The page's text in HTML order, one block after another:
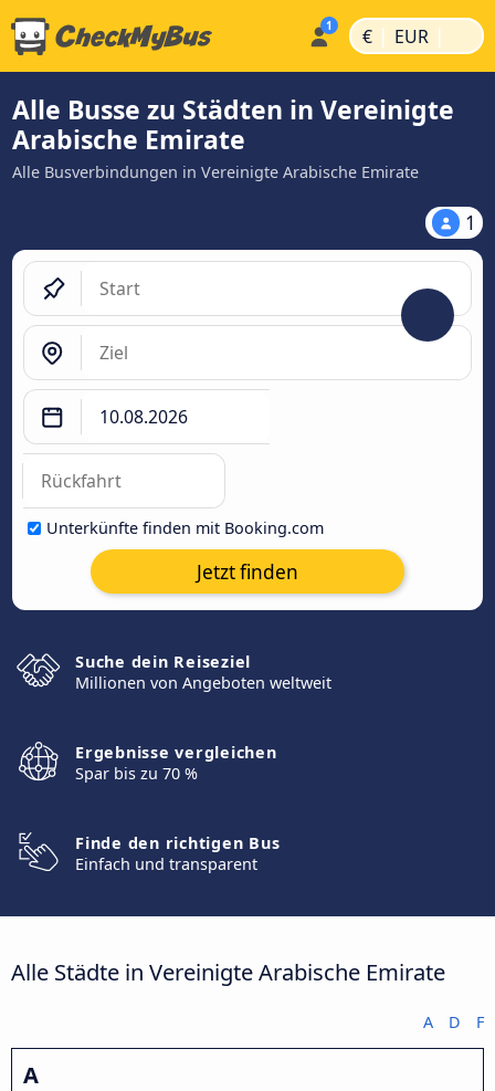
€ | EUR |
Alle Busse zu Städten in Vereinigte
Arabische Emirate
Alle Busverbindungen in Vereinigte Arabische Emirate
1
Unterkünfte finden mit Booking.com
Jetzt finden
Suche dein Reiseziel
Millionen von Angeboten weltweit
Ergebnisse vergleichen
Spar bis zu 70 %
Finde den richtigen Bus
Einfach und transparent
Alle Städte in Vereinigte Arabische Emirate
A D F
A